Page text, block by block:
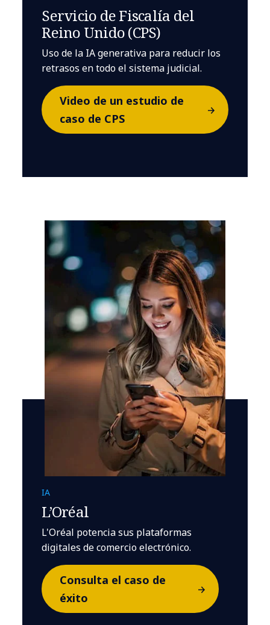
Servicio de Fiscalía del
Reino Unido (CPS)
Uso de la IA generativa para reducir los
retrasos en todo el sistema judicial.
Video de un estudio de
caso de CPS
IA
L’Oréal
L'Oréal potencia sus plataformas
digitales de comercio electrónico.
Consulta el caso de
éxito